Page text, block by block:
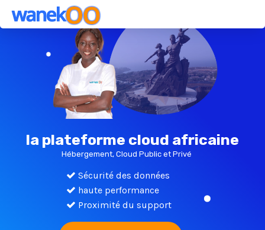
Hébergement, Cloud Public et Privé
Sécurité des données
haute performance
Proximité du support
la plateforme cloud africaine